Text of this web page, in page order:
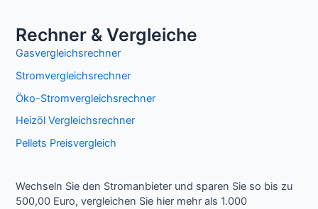
Rechner & Vergleiche
Gasvergleichsrechner
Stromvergleichsrechner
Öko-Stromvergleichsrechner
Heizöl Vergleichsrechner
Pellets Preisvergleich
Wechseln Sie den Stromanbieter und sparen Sie so bis zu
500,00 Euro, vergleichen Sie hier mehr als 1.000